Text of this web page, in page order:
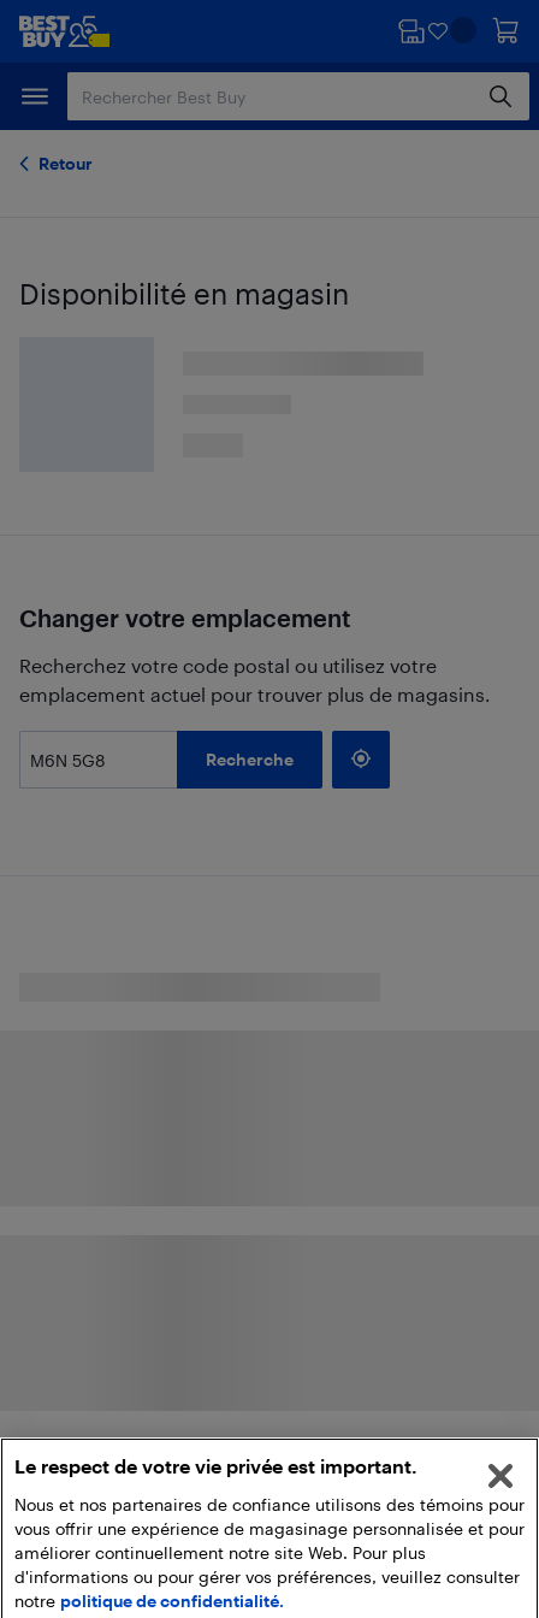
Passer
principal
Passer
Retour
Disponibilité en magasin
Changer votre emplacement
Recherchez votre code postal ou utilisez votre
emplacement actuel pour trouver plus de magasins.
Recherche
Le respect de votre vie privée est important.
Nous et nos partenaires de confiance utilisons des témoins pour
vous offrir une expérience de magasinage personnalisée et pour
améliorer continuellement notre site Web. Pour plus
d'informations ou pour gérer vos préférences, veuillez consulter
notre politique de confidentialité.